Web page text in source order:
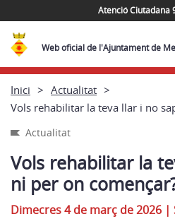
Atenció Ciutadana
Web oficial de l'Ajuntament de
Inici
Actualitat
Vols rehabilitar la teva llar i no
Actualitat
Vols rehabilitar la
ni per on
Dimecres 4 de març de 2026 |